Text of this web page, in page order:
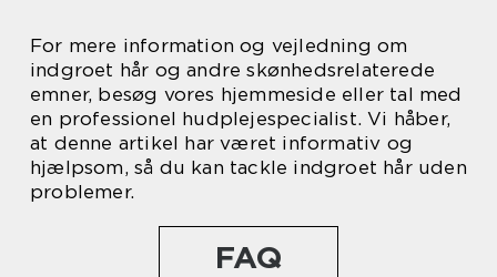
For mere information og vejledning om
indgroet hår og andre skønhedsrelaterede
emner, besøg vores hjemmeside eller tal med
en professionel hudplejespecialist. Vi håber,
at denne artikel har været informativ og
hjælpsom, så du kan tackle indgroet hår uden
problemer.
FAQ